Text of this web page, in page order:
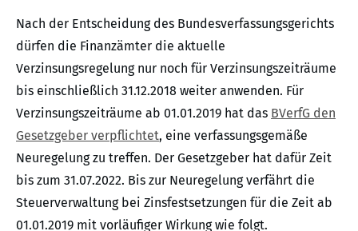
Nach der Entscheidung des Bundesverfassungsgerichts
dürfen die Finanzämter die aktuelle
Verzinsungsregelung nur noch für Verzinsungszeiträume
bis einschließlich 31.12.2018 weiter anwenden. Für
Verzinsungszeiträume ab 01.01.2019 hat das BVerfG den
Gesetzgeber verpflichtet, eine verfassungsgemäße
Neuregelung zu treffen. Der Gesetzgeber hat dafür Zeit
bis zum 31.07.2022. Bis zur Neuregelung verfährt die
Steuerverwaltung bei Zinsfestsetzungen für die Zeit ab
01.01.2019 mit vorläufiger Wirkung wie folgt.